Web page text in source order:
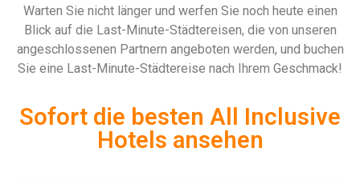
Warten Sie nicht länger und werfen Sie noch heute einen
Blick auf die Last-Minute-Städtereisen, die von unseren
angeschlossenen Partnern angeboten werden, und buchen
Sie eine Last-Minute-Städtereise nach Ihrem Geschmack!
Sofort die besten All Inclusive
Hotels ansehen